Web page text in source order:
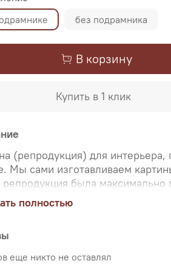
без подрамника
В корзину
Купить в 1 клик
(репродукция) для интерьера,
Мы сами изготавливаем
репродукция была максимально
картину, какой её создал
поэтому, мы уделяем особое
используются художественный
экологические чернила.
полностью
еще никто не оставлял